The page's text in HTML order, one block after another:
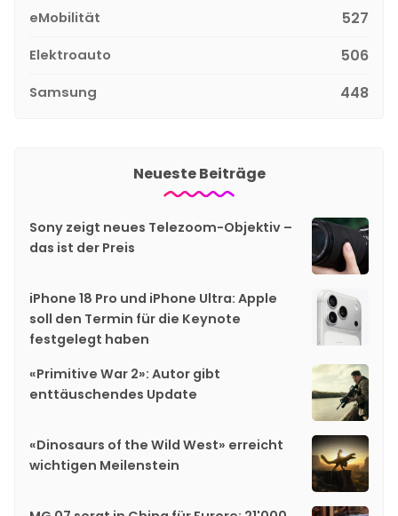
eMobilität 527
Elektroauto 506
Samsung 448
Neueste Beiträge
Sony zeigt neues Telezoom-Objektiv –
das ist der Preis
iPhone 18 Pro und iPhone Ultra: Apple
soll den Termin für die Keynote
festgelegt haben
«Primitive War 2»: Autor gibt
enttäuschendes Update
«Dinosaurs of the Wild West» erreicht
wichtigen Meilenstein